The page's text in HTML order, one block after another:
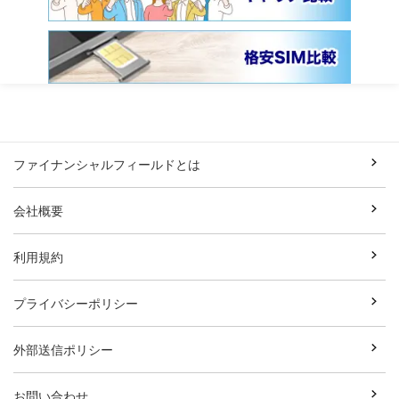
ファイナンシャルフィールドとは
会社概要
利用規約
プライバシーポリシー
外部送信ポリシー
お問い合わせ